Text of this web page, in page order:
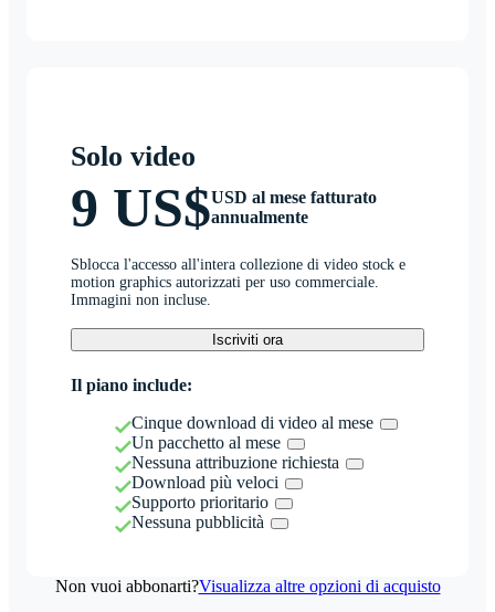
Solo video
9 US$USD al mese fatturato
annualmente
Sblocca l'accesso all'intera collezione di video stock e
motion graphics autorizzati per uso commerciale.
Immagini non incluse.
Iscriviti ora
Il piano include:
Cinque download di video al mese
Un pacchetto al mese
Nessuna attribuzione richiesta
Download più veloci
Supporto prioritario
Nessuna pubblicità
Non vuoi abbonarti?Visualizza altre opzioni di acquisto